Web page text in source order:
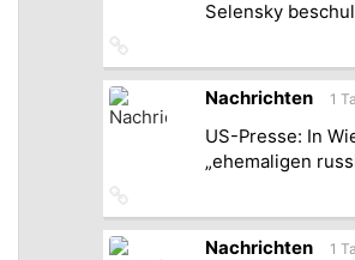
Selensky
zum
Originalbeitrag
Nachrichten 1
US-Presse: In
„ehemaligen
zum
Originalbeitrag
Nachrichten 1